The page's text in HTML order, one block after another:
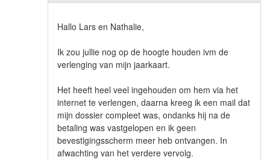
Hallo Lars en Nathalie,
Ik zou jullie nog op de hoogte houden ivm de
verlenging van mijn jaarkaart.
Het heeft heel veel ingehouden om hem via het
internet te verlengen, daarna kreeg ik een mail dat
mijn dossier compleet was, ondanks hij na de
betaling was vastgelopen en ik geen
bevestigingsscherm meer heb ontvangen. In
afwachting van het verdere vervolg.